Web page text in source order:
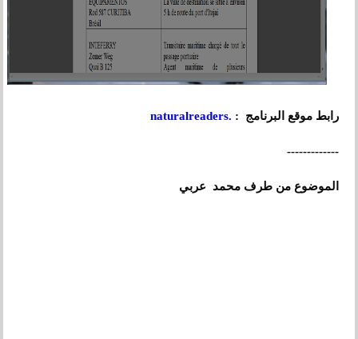
رابط موقع البرنامج :
.naturalreaders
-------------
الموضوع من طرف محمد عربي